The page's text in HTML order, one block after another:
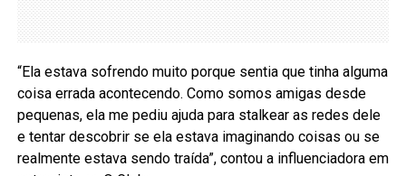
“Ela estava sofrendo muito porque sentia que tinha alguma
coisa errada acontecendo. Como somos amigas desde
pequenas, ela me pediu ajuda para stalkear as redes dele
e tentar descobrir se ela estava imaginando coisas ou se
realmente estava sendo traída”, contou a influenciadora em